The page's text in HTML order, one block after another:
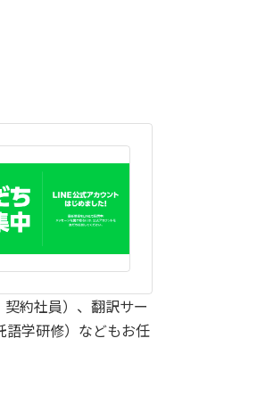
約社員）、翻訳サー
語学研修）などもお任